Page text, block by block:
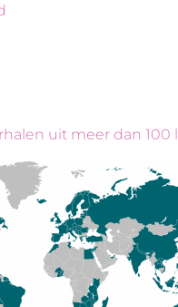
uit meer dan 100